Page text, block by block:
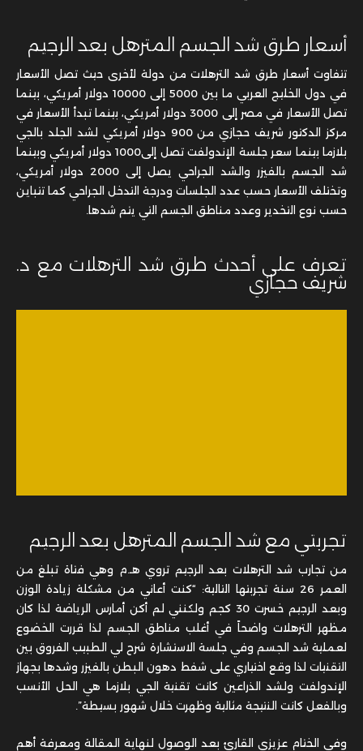
أسعار طرق شد الجسم المترهل بعد الرجيم
تتفاوت أسعار طرق شد الترهلات من دولة لأخرى حيث تصل الأسعار
في دول الخليج العربي ما بين 5000 إلى 10000 دولار أمريكي، بينما
تصل الأسعار في مصر إلى 3000 دولار أمريكي، بينما تبدأ الأسعار في
مركز الدكتور شريف حجازي من 900 دولار أمريكي لشد الجلد بالجي
بلازما بينما سعر جلسة الإندولفت تصل إلى1000 دولار أمريكي وبينما
شد الجسم بالفيزر والشد الجراحي يصل إلى 2000 دولار أمريكي،
وتختلف الأسعار حسب عدد الجلسات ودرجة التدخل الجراحي كما تتباين
حسب نوع التخدير وعدد مناطق الجسم التي يتم شدها.
تعرف على أحدث طرق شد الترهلات مع د.
شريف حجازي
تجربتي مع شد الجسم المترهل بعد الرجيم
من تجارب شد الترهلات بعد الرجيم تروي هـ.م وهي فتاة تبلغ من
العمر 26 سنة تجربتها التالية: “كنت أعاني من مشكلة زيادة الوزن
وبعد الرجيم خسرت 30 كجم ولكنني لم أكن أمارس الرياضة لذا كان
مظهر الترهلات واضحاً في أغلب مناطق الجسم لذا قررت الخضوع
لعملية شد الجسم وفي جلسة الاستشارة شرح لي الطبيب الفروق بين
التقنيات لذا وقع اختياري على شفط دهون البطن بالفيزر وشدها بجهاز
الإندولفت ولشد الذراعين كانت تقنية الجي بلازما هي الحل الأنسب
وبالفعل كانت النتيجة مثالية وظهرت خلال شهور بسيطة”.
وفي الختام عزيزي القارئ بعد الوصول لنهاية المقالة ومعرفة أهم